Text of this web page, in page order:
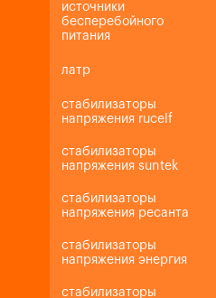
источники
бесперебойного
питания
латр
стабилизаторы
напряжения rucelf
стабилизаторы
напряжения suntek
стабилизаторы
напряжения ресанта
стабилизаторы
напряжения энергия
стабилизаторы